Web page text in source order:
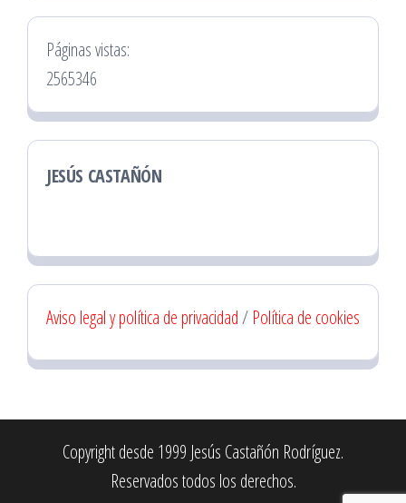
Páginas vistas:
2565346
JESÚS CASTAÑÓN
Aviso legal y política de privacidad/ Política de cookies
Copyright desde 1999 Jesús Castañón Rodríguez.
Reservados todos los derechos.